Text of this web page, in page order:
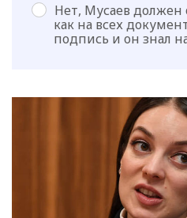
Нет, Мусаев должен
как на всех
подпись и он знал